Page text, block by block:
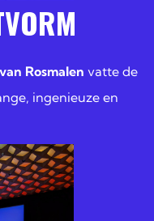
Rosmalen vatte de
ingenieuze en